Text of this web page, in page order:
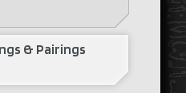
& Pairings